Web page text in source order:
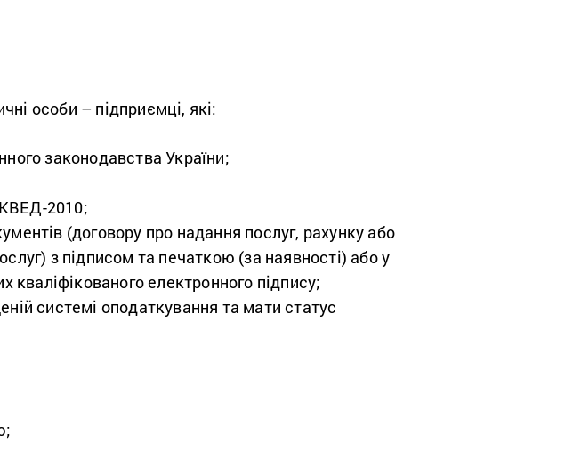
особи – підприємці, які:
законодавства України;
КВЕД-2010;
(договору про надання послуг, рахунку або
з підписом та печаткою (за наявності) або у
кваліфікованого електронного підпису;
системі оподаткування та мати статус